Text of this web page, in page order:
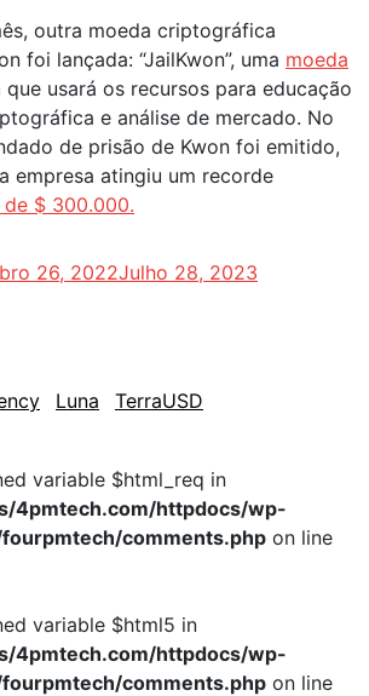
outra moeda criptográfica
foi lançada: “JailKwon”, uma moeda
usará os recursos para educação
e análise de mercado. No
de prisão de Kwon foi emitido,
empresa atingiu um recorde
de $ 300.000.
26, 2022Julho 28, 2023
Luna TerraUSD
variable $html_req in
4pmtech.com/httpdocs/wp-
comments.php on line
variable $html5 in
4pmtech.com/httpdocs/wp-
comments.php on line